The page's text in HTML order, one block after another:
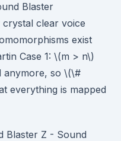
Blaster
clear voice
exist
Case 1: \(m > n\)
anymore, so \(\#
everything is mapped
Blaster Z - Sound